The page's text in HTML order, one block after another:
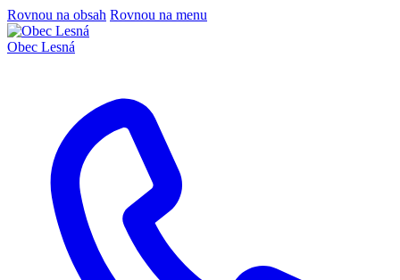
Rovnou na obsah Rovnou na menu
Obec Lesná